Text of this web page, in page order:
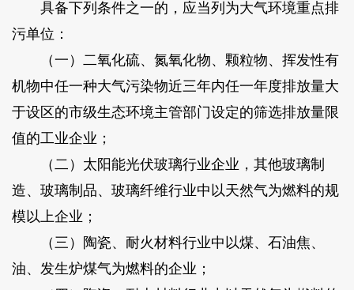
具备下列条件之一的，应当列为大气环境重点排
污单位：
（一）二氧化硫、氮氧化物、颗粒物、挥发性有
机物中任一种大气污染物近三年内任一年度排放量大
于设区的市级生态环境主管部门设定的筛选排放量限
值的工业企业；
（二）太阳能光伏玻璃行业企业，其他玻璃制
造、玻璃制品、玻璃纤维行业中以天然气为燃料的规
模以上企业；
（三）陶瓷、耐火材料行业中以煤、石油焦、
油、发生炉煤气为燃料的企业；